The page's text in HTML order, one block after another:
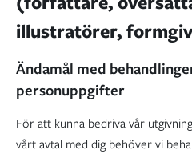
illustratörer,
Ändamål med
personuppgifter
För att kunna bedriva vår
vårt avtal med dig behöver vi